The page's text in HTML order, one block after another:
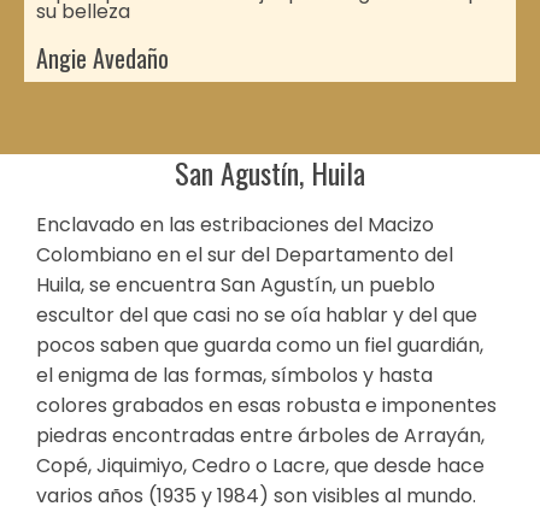
su belleza
Angie Avedaño
San Agustín, Huila
Enclavado en las estribaciones del Macizo
Colombiano en el sur del Departamento del
Huila, se encuentra San Agustín, un pueblo
escultor del que casi no se oía hablar y del que
pocos saben que guarda como un fiel guardián,
el enigma de las formas, símbolos y hasta
colores grabados en esas robusta e imponentes
piedras encontradas entre árboles de Arrayán,
Copé, Jiquimiyo, Cedro o Lacre, que desde hace
varios años (1935 y 1984) son visibles al mundo.⁣